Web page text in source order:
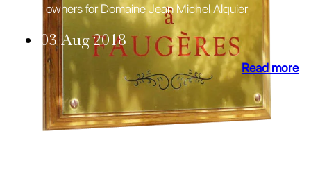
New owners for Domaine Jean Michel Alquier
03 Aug 2018
Read more